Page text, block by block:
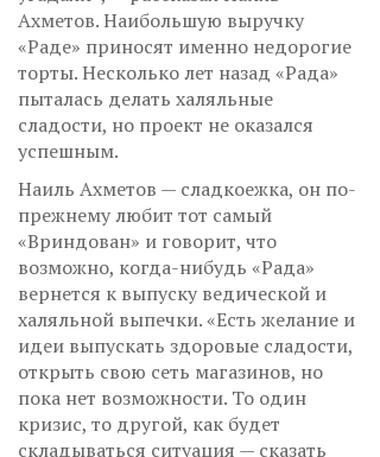
Ахметов. Наибольшую выручку
«Раде» приносят именно недорогие
торты. Несколько лет назад «Рада»
пыталась делать халяльные
сладости, но проект не оказался
успешным.
Наиль Ахметов — сладкоежка, он по-
прежнему любит тот самый
«Вриндован» и говорит, что
возможно, когда-нибудь «Рада»
вернется к выпуску ведической и
халяльной выпечки. «Есть желание и
идеи выпускать здоровые сладости,
открыть свою сеть магазинов, но
пока нет возможности. То один
кризис, то другой, как будет
складываться ситуация — сказать